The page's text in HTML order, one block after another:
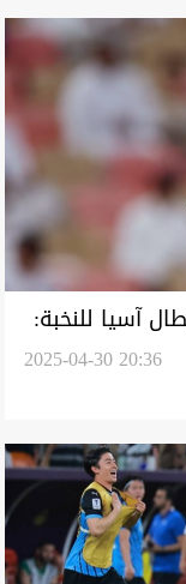
آسيا للنخبة:
2025-04-30 20:36